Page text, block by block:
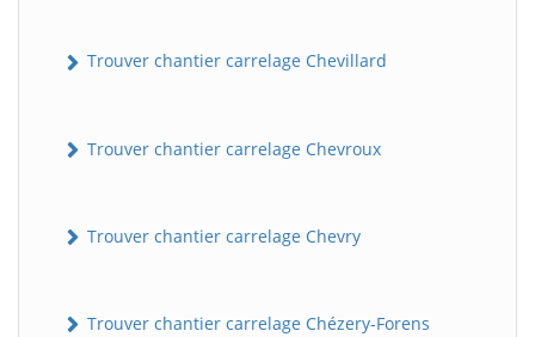
Trouver chantier carrelage Chevillard
Trouver chantier carrelage Chevroux
Trouver chantier carrelage Chevry
Trouver chantier carrelage Chézery-Forens